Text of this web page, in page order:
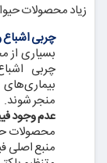
زیاد محصولات
چربی اشباع
بسیاری از
چربی
بیماری‌های
منجر شوند.
عدم وجود
محصولات
منبع اصلی